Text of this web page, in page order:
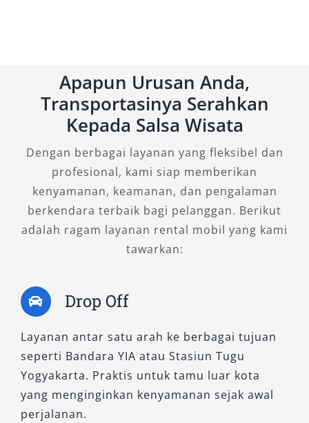
Mengusung mesin bensin, SRZ menjadi pilihan
tepat bagi Anda yang menginginkan akselerasi
mulus dan suara mesin yang halus. Tipe ini
menyasar segmen eksekutif dan keluarga
modern yang membutuhkan kendaraan
nyaman, efisien, dan tetap berkelas.
B. Tipe Fortuner 4×4 – Siap Jelajahi
Medan Berat dengan Tenaga
Untuk Anda yang memiliki agenda perjalanan
ke daerah berbukit atau medan berat di sekitar
Magelang hingga luar kota seperti Dieng,
Wonosobo, atau Jogja via jalur pegunungan,
varian Fortuner 4×4 adalah pilihan tepat.
Sistem penggerak empat roda memberi kontrol
Apapun Urusan Anda,
Transportasinya Serahkan
Kepada Salsa Wisata
Dengan berbagai layanan yang fleksibel dan
profesional, kami siap memberikan
kenyamanan, keamanan, dan pengalaman
berkendara terbaik bagi pelanggan. Berikut
adalah ragam layanan rental mobil yang kami
tawarkan:
Drop Off
Layanan antar satu arah ke berbagai tujuan
seperti Bandara YIA atau Stasiun Tugu
Yogyakarta. Praktis untuk tamu luar kota
yang menginginkan kenyamanan sejak awal
perjalanan.